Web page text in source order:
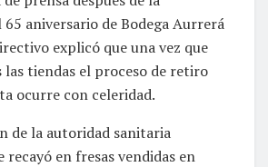
aniversario de Bodega Aurrerá
explicó que una vez que
las tiendas el proceso de retiro
ocurre con celeridad.
de la autoridad sanitaria
recayó en fresas vendidas en